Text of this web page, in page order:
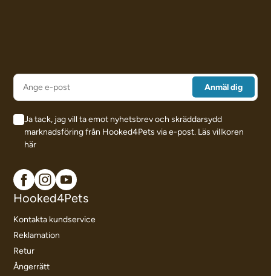
Ja tack, jag vill ta emot nyhetsbrev och skräddarsydd
marknadsföring från Hooked4Pets via e-post. Läs villkoren
här
Hooked4Pets
Kontakta kundservice
Reklamation
Retur
Ångerrätt